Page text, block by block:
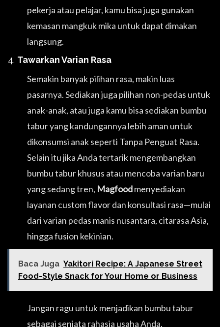
pekerja atau pelajar, kamu bisa juga gunakan
kemasan mangkuk mika untuk dapat dimakan
langsung.
Tawarkan Varian Rasa
Semakin banyak pilihan rasa, makin luas
pasarnya. Sediakan juga pilihan non-pedas untuk
anak-anak, atau juga kamu bisa sediakan bumbu
tabur yang kandungannya lebih aman untuk
dikonsumsi anak seperti Tanpa Penguat Rasa.
Selain itu jika Anda tertarik mengembangkan
bumbu tabur khusus atau mencoba varian baru
yang sedang tren, Magfoodmenyediakan
layanan custom flavor dan konsultasi rasa—mulai
dari varian pedas manis nusantara, citarasa Asia,
hingga fusion kekinian.
Baca Juga Yakitori Recipe: A Japanese Street
Food-Style Snack for Your Home or Business
Jangan ragu untuk menjadikan bumbu tabur
sebagai senjata rahasia usaha Anda.